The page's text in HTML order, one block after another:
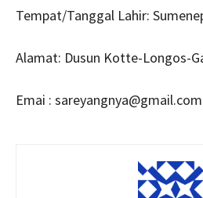
Tempat/Tanggal Lahir:
Alamat: Dusun Kotte-Longos-
Emai : sareyangnya@gmail.com